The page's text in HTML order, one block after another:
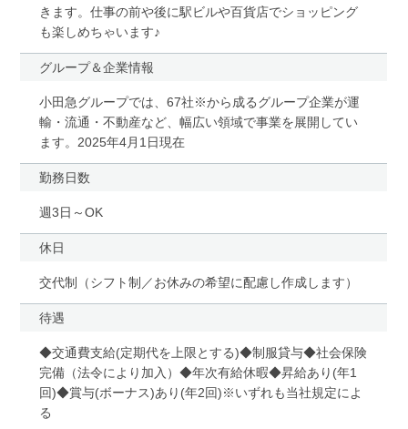
きます。仕事の前や後に駅ビルや百貨店でショッピング
も楽しめちゃいます♪
グループ＆企業情報
小田急グループでは、67社※から成るグループ企業が運
輸・流通・不動産など、幅広い領域で事業を展開してい
ます。2025年4月1日現在
勤務日数
週3日～OK
休日
交代制（シフト制／お休みの希望に配慮し作成します）
待遇
◆交通費支給(定期代を上限とする)◆制服貸与◆社会保険
完備（法令により加入）◆年次有給休暇◆昇給あり(年1
回)◆賞与(ボーナス)あり(年2回)※いずれも当社規定によ
る